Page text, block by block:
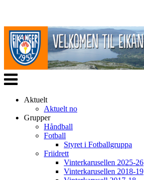
Veksle
navigasjon
Aktuelt
Aktuelt no
Grupper
Håndball
Fotball
Styret i Fotballgruppa
Friidrett
Vinterkarusellen 2025-26
Vinterkarusellen 2018-19